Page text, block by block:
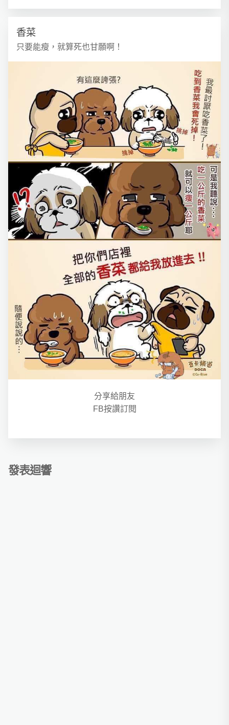
香菜
只要能瘦，就算死也甘願啊！
分享給朋友
FB按讚訂閱
發表迴響